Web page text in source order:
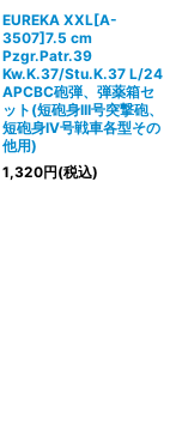
EUREKA XXL[A-
3507]7.5 cm
Pzgr.Patr.39
Kw.K.37/Stu.K.37 L/24
APCBC砲弾、弾薬箱セ
ット(短砲身III号突撃砲、
短砲身IV号戦車各型その
他用)
1,320円(税込)